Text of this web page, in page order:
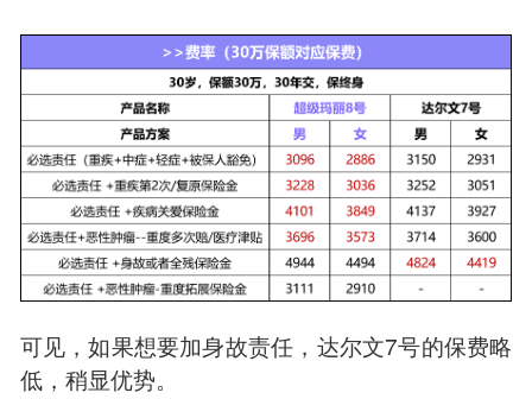
可见，如果想要加身故责任，达尔文7号的保费略
低，稍显优势。